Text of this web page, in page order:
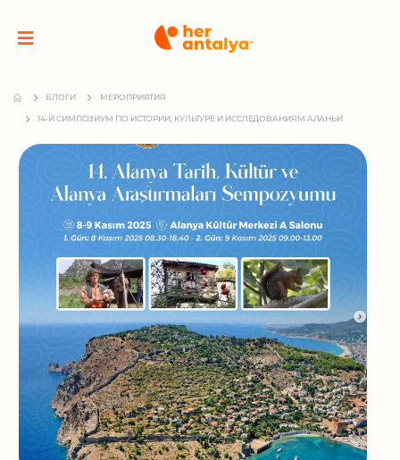
БЛОГИ МЕРОПРИЯТИЯ
14-Й СИМПОЗИУМ ПО ИСТОРИИ, КУЛЬТУРЕ И ИССЛЕДОВАНИЯМ АЛАНЬИ